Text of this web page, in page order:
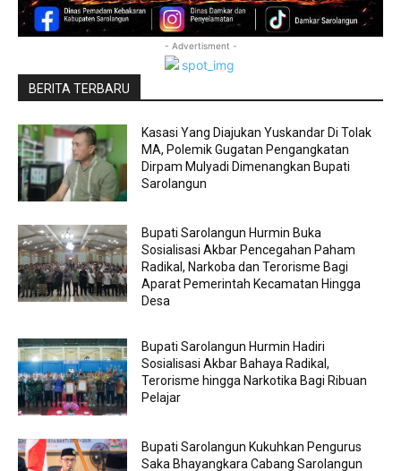
- Advertisment -
BERITA TERBARU
Kasasi Yang Diajukan Yuskandar Di Tolak
MA, Polemik Gugatan Pengangkatan
Dirpam Mulyadi Dimenangkan Bupati
Sarolangun
Bupati Sarolangun Hurmin Buka
Sosialisasi Akbar Pencegahan Paham
Radikal, Narkoba dan Terorisme Bagi
Aparat Pemerintah Kecamatan Hingga
Desa
Bupati Sarolangun Hurmin Hadiri
Sosialisasi Akbar Bahaya Radikal,
Terorisme hingga Narkotika Bagi Ribuan
Pelajar
Bupati Sarolangun Kukuhkan Pengurus
Saka Bhayangkara Cabang Sarolangun